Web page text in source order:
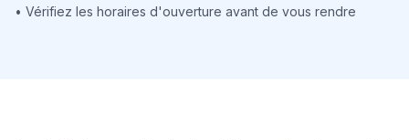
• Vérifiez les horaires d'ouverture avant de vous rendre